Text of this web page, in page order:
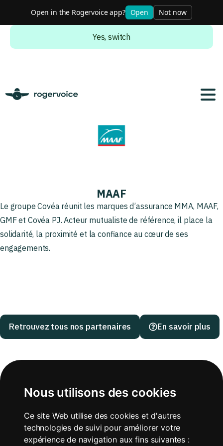
Nous utilisons des cookies
Ce site Web utilise des cookies et d'autres
technologies de suivi pour améliorer votre
expérience de navigation aux fins suivantes :
Do you want to switch to the english version?
Yes, switch
MAAF
Le groupe Covéa réunit les marques d’assurance MMA, MAAF,
GMF et Covéa PJ. Acteur mutualiste de référence, il place la
solidarité, la proximité et la confiance au cœur de ses
engagements.
Retrouvez tous nos partenaires En savoir plus
Open in the Rogervoice app? Open Not now